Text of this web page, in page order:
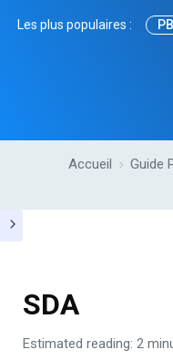
Les plus populaires :
Accueil Guide
SDA
Estimated reading: 2